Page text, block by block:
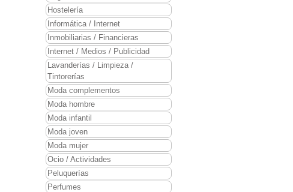
Hostelería
Informática / Internet
Inmobiliarias / Financieras
Internet / Medios / Publicidad
Lavanderías / Limpieza /
Tintorerías
Moda complementos
Moda hombre
Moda infantil
Moda joven
Moda mujer
Ocio / Actividades
Peluquerías
Perfumes